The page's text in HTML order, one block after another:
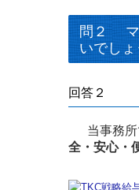
問２ マ
いでし
回答２
当事務
全・安心・